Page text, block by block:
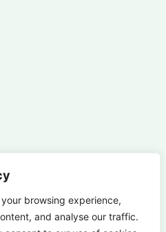
browsing experience,
and analyse our traffic.